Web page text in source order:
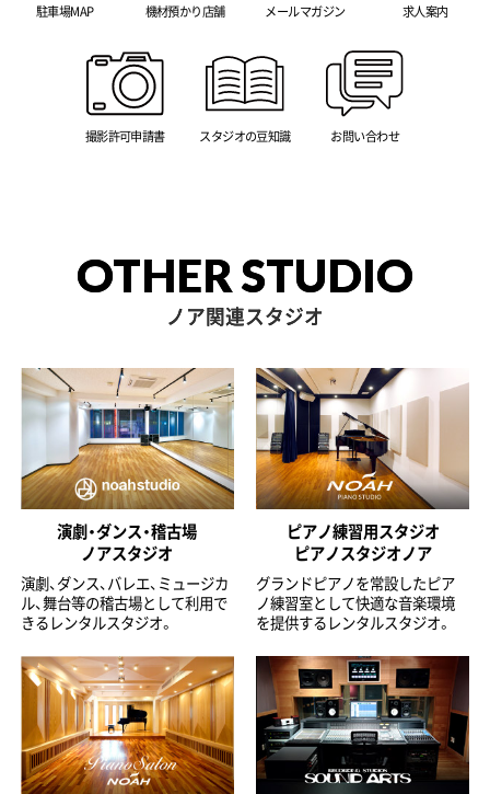
駐車場MAP 機材預かり店舗 メールマガジン 求人案内
撮影許可申請書 スタジオの豆知識 お問い合わせ
OTHER STUDIO
ノア関連スタジオ
演劇・ダンス・稽古場
ノアスタジオ
演劇、ダンス、バレエ、ミュージカ
ル、舞台等の稽古場として利用で
きるレンタルスタジオ。
ピアノ練習用スタジオ
ピアノスタジオノア
グランドピアノを常設したピア
ノ練習室として快適な音楽環境
を提供するレンタルスタジオ。